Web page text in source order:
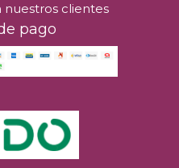
nuestros clientes
pago